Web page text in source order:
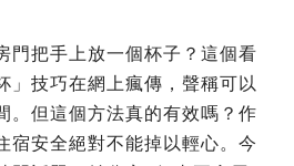
門把手上放一個杯子？這個看
」技巧在網上瘋傳，聲稱可以
。但這個方法真的有效嗎？作
宿安全絕對不能掉以輕心。今